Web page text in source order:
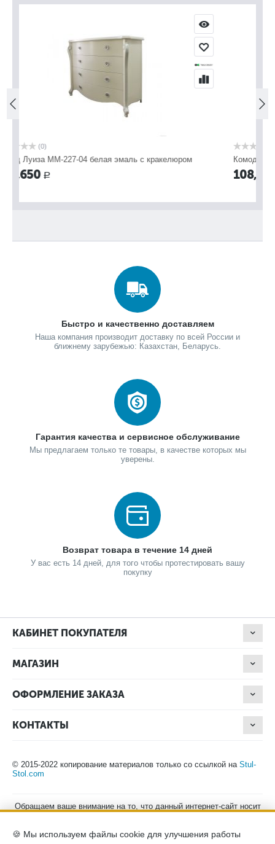
Комод Луиза ММ-227-04 белая эмаль
Быстро и качественно доставляем
Наша компания производит доставку по всей России и
ближнему зарубежью: Казахстан, Беларусь.
Гарантия качества и сервисное обслуживание
Мы предлагаем только те товары, в качестве которых мы
уверены.
Возврат товара в течение 14 дней
У вас есть 14 дней, для того чтобы протестировать вашу
покупку
КАБИНЕТ ПОКУПАТЕЛЯ
МАГАЗИН
ОФОРМЛЕНИЕ ЗАКАЗА
КОНТАКТЫ
© 2015-2022 копирование материалов только со ссылкой на Stul-
Stol.com
Обращаем ваше внимание на то, что данный интернет-сайт носит
положениями Статьи 437 (2) Гражданского кодекса Российской
🍪 Мы используем файлы cookie для улучшения работы